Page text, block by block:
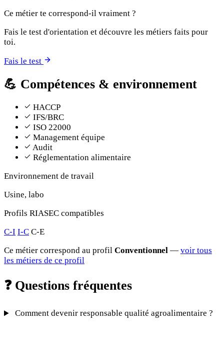
Ce métier te correspond-il vraiment ?
Fais le test d'orientation et découvre les métiers faits pour
toi.
Fais le test
💪 Compétences & environnement
HACCP
IFS/BRC
ISO 22000
Management équipe
Audit
Réglementation alimentaire
Environnement de travail
Usine, labo
Profils RIASEC compatibles
C-I I-C C-E
Ce métier correspond au profil Conventionnel — voir tous
les métiers de ce profil
❓Questions fréquentes
Comment devenir responsable qualité agroalimentaire ?